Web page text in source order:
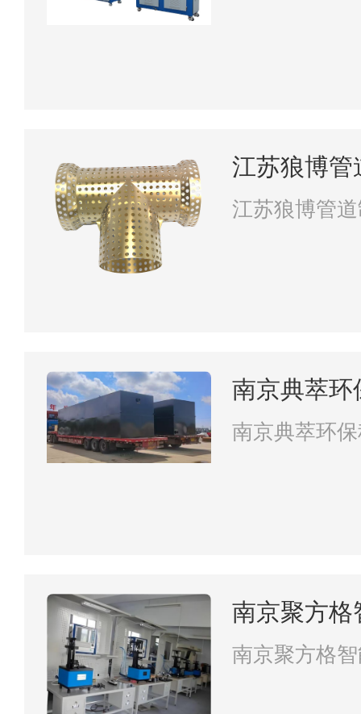
江苏狼博管
江苏狼博管
南京典萃环
南京典萃环
南京聚方格
南京聚方格